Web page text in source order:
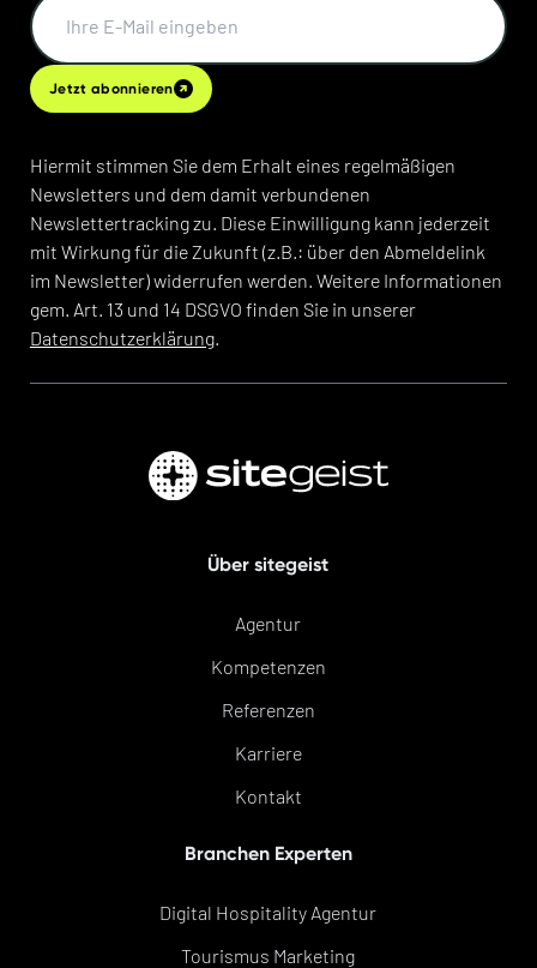
Jetzt abonnieren
Hiermit stimmen Sie dem Erhalt eines regelmäßigen
Newsletters und dem damit verbundenen
Newslettertracking zu. Diese Einwilligung kann jederzeit
mit Wirkung für die Zukunft (z.B.: über den Abmeldelink
im Newsletter) widerrufen werden. Weitere Informationen
gem. Art. 13 und 14 DSGVO finden Sie in unserer
Datenschutzerklärung.
Über sitegeist
Agentur
Kompetenzen
Referenzen
Karriere
Kontakt
Branchen Experten
Digital Hospitality Agentur
Tourismus Marketing